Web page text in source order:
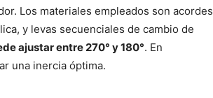
Los materiales empleados son acordes
y levas secuenciales de cambio de
ajustar entre 270° y 180°. En
una inercia óptima.